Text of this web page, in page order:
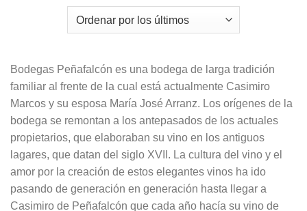
Bodegas Peñafalcón es una bodega de larga tradición
familiar al frente de la cual está actualmente Casimiro
Marcos y su esposa María José Arranz. Los orígenes de la
bodega se remontan a los antepasados de los actuales
propietarios, que elaboraban su vino en los antiguos
lagares, que datan del siglo XVII. La cultura del vino y el
amor por la creación de estos elegantes vinos ha ido
pasando de generación en generación hasta llegar a
Casimiro de Peñafalcón que cada año hacía su vino de